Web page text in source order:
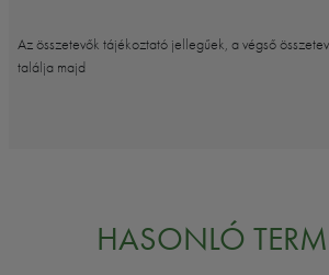
Az összetevők tájékoztató jellegűek, a végső
találja majd
HASONLÓ